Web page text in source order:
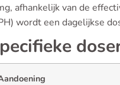
afhankelijk van de
wordt een dagelijkse